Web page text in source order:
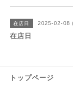
在店日 2025-02-08
在店日
トップページ